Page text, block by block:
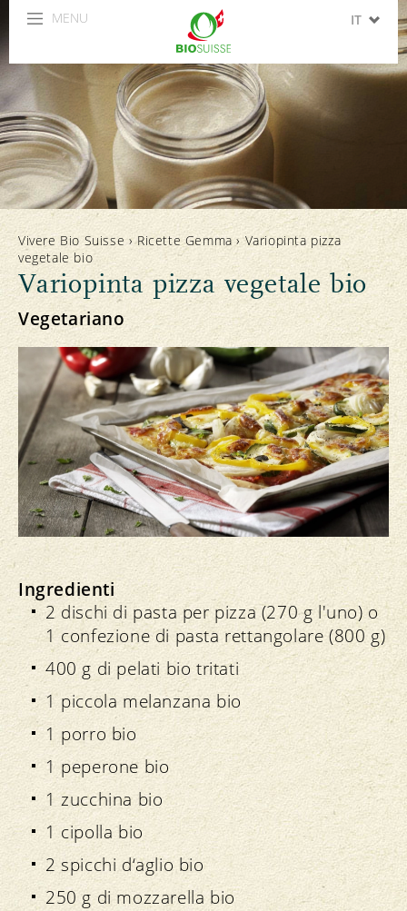
MENU IT
ES
Vivere Bio Suisse ›Ricette Gemma ›Variopinta pizza
vegetale bio
Variopinta pizza vegetale bio
Vegetariano
Ingredienti
2 dischi di pasta per pizza (270 g l'uno) o
1 confezione di pasta rettangolare (800 g)
400 g di pelati bio tritati
1 piccola melanzana bio
1 porro bio
1 peperone bio
1 zucchina bio
1 cipolla bio
2 spicchi d‘aglio bio
250 g di mozzarella bio